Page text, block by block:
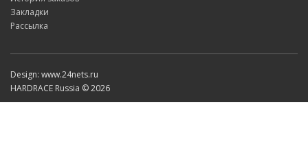
Закладки
Рассылка
Design: www.24nets.ru
HARDRACE Russia © 2026